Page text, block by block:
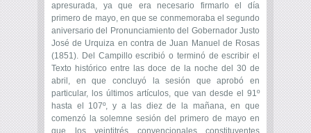
apresurada, ya que era necesario firmarlo el día
primero de mayo, en que se conmemoraba el segundo
aniversario del Pronunciamiento del Gobernador Justo
José de Urquiza en contra de Juan Manuel de Rosas
(1851). Del Campillo escribió o terminó de escribir el
Texto histórico entre las doce de la noche del 30 de
abril, en que concluyó la sesión que aprobó en
particular, los últimos artículos, que van desde el 91º
hasta el 107º, y a las diez de la mañana, en que
comenzó la solemne sesión del primero de mayo en
que los veintitrés convencionales constituyentes